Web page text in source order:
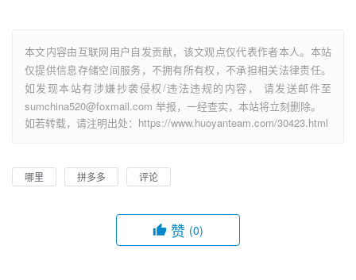
本文内容由互联网用户自发贡献，该文观点仅代表作者本人。本站
仅提供信息存储空间服务，不拥有所有权，不承担相关法律责任。
如发现本站有涉嫌抄袭侵权/违法违规的内容， 请发送邮件至
sumchina520@foxmail.com 举报，一经查实，本站将立刻删除。
如若转载，请注明出处：https://www.huoyanteam.com/30423.html
哪里 拼多多 评论
赞 (0)